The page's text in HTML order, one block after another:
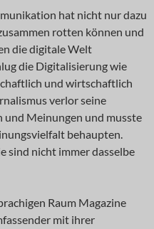
hat nicht nur dazu
rotten können und
die digitale Welt
die Digitalisierung wie
und wirtschaftlich
verlor seine
Meinungen und musste
behaupten.
sind nicht immer dasselbe
Raum Magazine
mit ihrer